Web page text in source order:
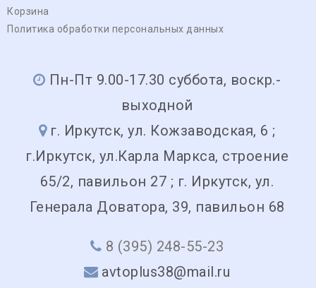
Корзина
Политика обработки персональных данных
Пн-Пт 9.00-17.30 суббота, воскр.-
выходной
г. Иркутск, ул. Кожзаводская, 6 ;
г.Иркутск, ул.Карла Маркса, строение
65/2, павильон 27 ; г. Иркутск, ул.
Генерала Доватора, 39, павильон 68
8 (395) 248-55-23
avtoplus38@mail.ru